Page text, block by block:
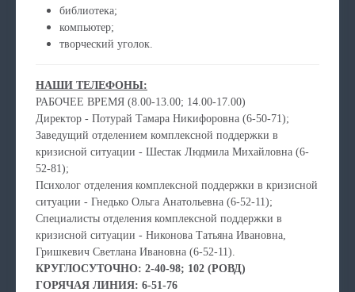
библиотека;
компьютер;
творческий уголок.
НАШИ ТЕЛЕФОНЫ:
РАБОЧЕЕ ВРЕМЯ (8.00-13.00; 14.00-17.00)
Директор - Потурай Тамара Никифоровна (6-50-71);
Заведущий отделением комплексной поддержки в
кризисной ситуации - Шестак Людмила Михайловна (6-
52-81);
Психолог отделения комплексной поддержки в кризисной
ситуации - Гнедько Ольга Анатольевна (6-52-11);
Специалисты отделения комплексной поддержки в
кризисной ситуации - Никонова Татьяна Ивановна,
Гришкевич Светлана Ивановна (6-52-11).
КРУГЛОСУТОЧНО: 2-40-98; 102 (РОВД)
ГОРЯЧАЯ ЛИНИЯ: 6-51-76